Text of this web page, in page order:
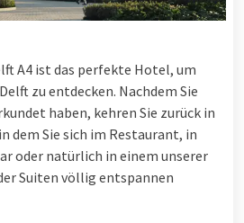
A4 ist das perfekte Hotel, um
zu entdecken. Nachdem Sie
haben, kehren Sie zurück in
dem Sie sich im Restaurant, in
oder natürlich in einem unserer
Suiten völlig entspannen